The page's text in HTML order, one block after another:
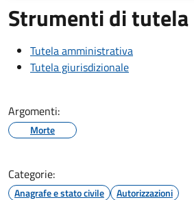
Strumenti di tutela
Tutela amministrativa
Tutela giurisdizionale
Argomenti:
Morte
Categorie:
Anagrafe e stato civile Autorizzazioni